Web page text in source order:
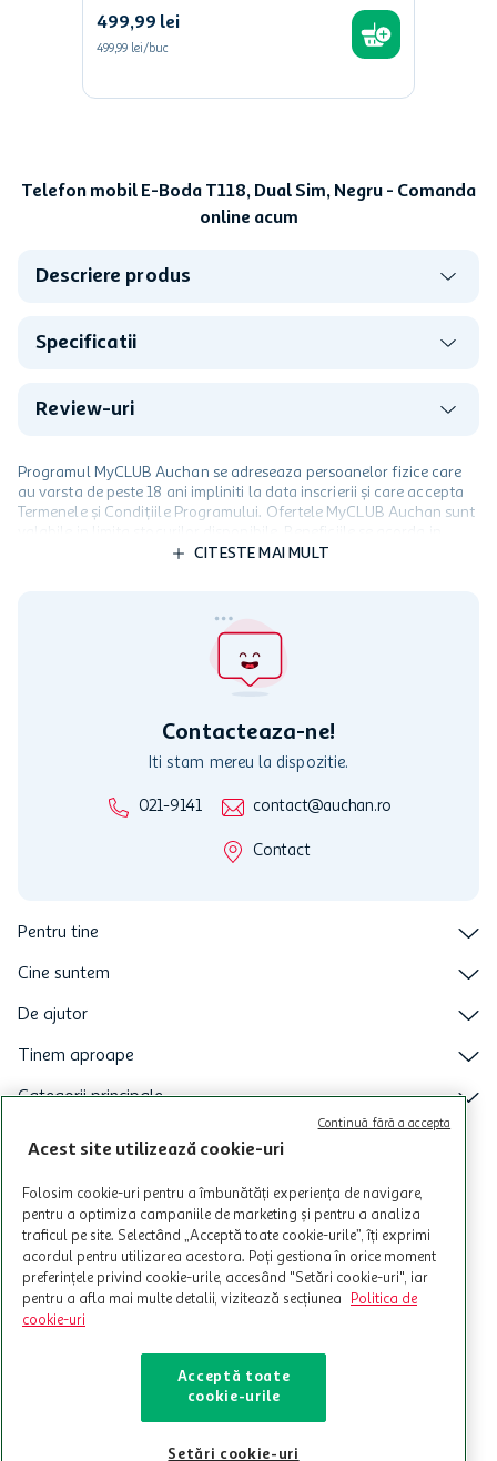
499,99 lei
499,99 lei/buc
Telefon mobil E-Boda T118, Dual Sim, Negru - Comanda
online acum
Descriere produs
Specificatii
Review-uri
Programul MyCLUB Auchan se adreseaza persoanelor fizice care
au varsta de peste 18 ani impliniti la data inscrierii și care accepta
Termenele și Condițiile Programului. Ofertele MyCLUB Auchan sunt
limita a 12 unitati / card client o singura data in perioada promotiei.
activitati in afara celor mentionate in Termene si Conditii. Auchan
nu raspunde pentru imposibilitatea utilizarii Cardului in perioada in
care aceste este suspendat sau in perioada in care sunt efectuate
CITESTE MAI MULT
Contacteaza-ne!
Iti stam mereu la dispozitie.
021-9141 contact@auchan.ro
Contact
Pentru tine
Cine suntem
De ajutor
Tinem aproape
Categorii principale
Intra acum in aplicatia Auchan
Acest site utilizează cookie-uri
Folosim cookie-uri pentru a îmbunătăți experiența de navigare,
pentru a optimiza campaniile de marketing și pentru a analiza
traficul pe site. Selectând „Acceptă toate cookie-urile”, îți exprimi
acordul pentru utilizarea acestora. Poți gestiona în orice moment
preferințele privind cookie-urile, accesând "Setări cookie-uri", iar
pentru a afla mai multe detalii, vizitează secțiunea
Politica de
cookie-uri
Acceptă toate
cookie-urile
Setări cookie-uri
Continuă fără a accepta